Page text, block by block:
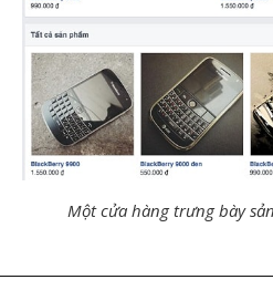
Một cửa hàng trưng bày